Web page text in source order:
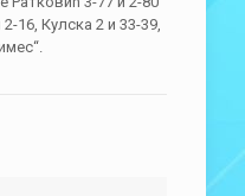
16, Кулска 2 и 33-39,